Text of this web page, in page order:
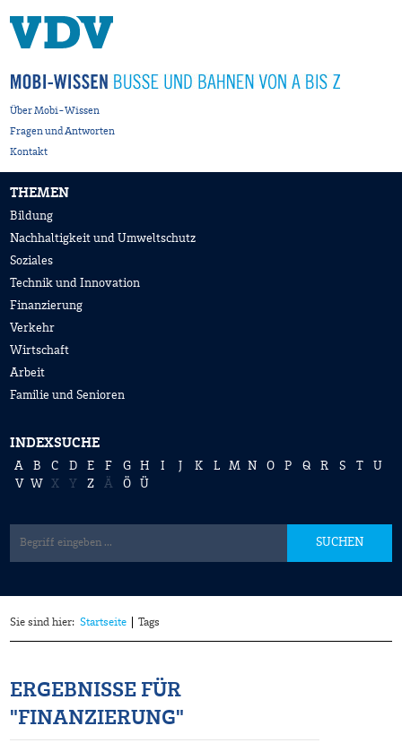
Über Mobi-Wissen
Fragen und Antworten
Kontakt
THEMEN
Bildung
Nachhaltigkeit und Umweltschutz
Soziales
Technik und Innovation
Finanzierung
Verkehr
Wirtschaft
Arbeit
Familie und Senioren
INDEXSUCHE
A B C D E F G H I K L M N O P Q R S T
U
V
W X Y Z Ä Ö Ü
SUCHEN
Sie sind hier: Startseite Tags
ERGEBNISSE FÜR
"FINANZIERUNG"